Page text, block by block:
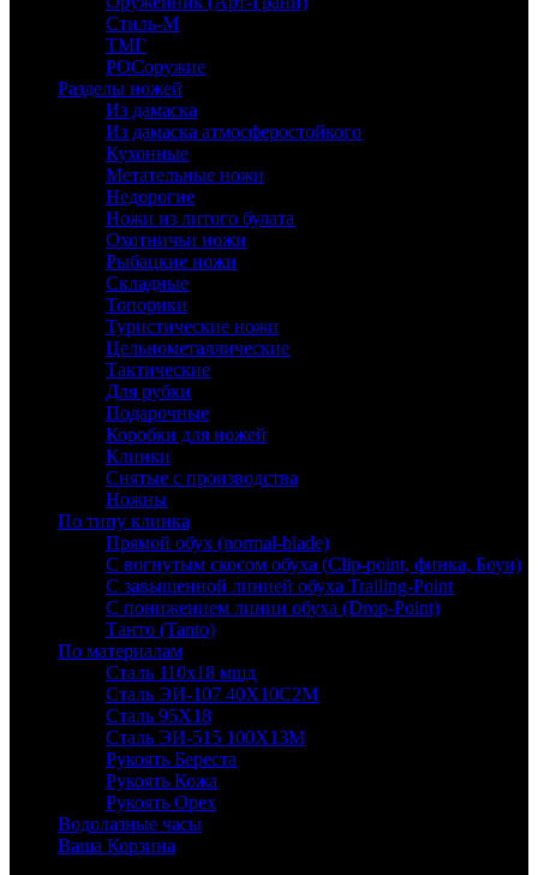
Стиль-М
ТМГ
РОСоружие
Разделы ножей
Из дамаска
Из дамаска атмосферостойкого
Кухонные
Метательные ножи
Недорогие
Ножи из литого булата
Охотничьи ножи
Рыбацкие ножи
Складные
Топорики
Туристические ножи
Цельнометаллические
Тактические
Для рубки
Подарочные
Коробки для ножей
Клинки
Снятые с производства
Ножны
По типу клинка
Прямой обух (normal-blade)
С вогнутым скосом обуха (Clip-point, финка, Боуи)
С завышенной линией обуха Trailing-Point
С понижением линии обуха (Drop-Point)
Танто (Tanto)
По материалам
Сталь 110х18 мшд
Сталь ЭИ-107 40Х10С2М
Сталь 95Х18
Сталь ЭИ-515 100Х13М
Рукоять Береста
Рукоять Кожа
Рукоять Орех
Водолазные часы
Ваша Корзина